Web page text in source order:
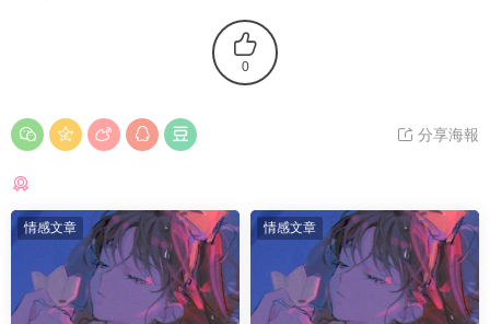
0
分享海報
情感文章 情感文章